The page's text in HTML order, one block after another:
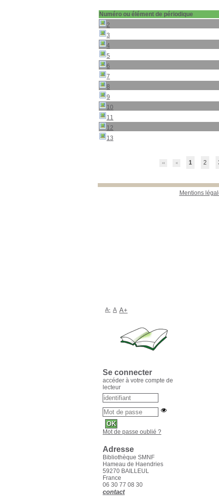
Numéro ou élément de périodique
2
3
4
5
6
7
8
9
10
11
12
13
1 2
Mentions
A- A A+
Se connecter
accéder à votre compte de
lecteur
Mot de passe oublié ?
Adresse
Bibliothèque SMNF
Hameau de Haendries
59270 BAILLEUL
France
06 30 77 08 30
contact